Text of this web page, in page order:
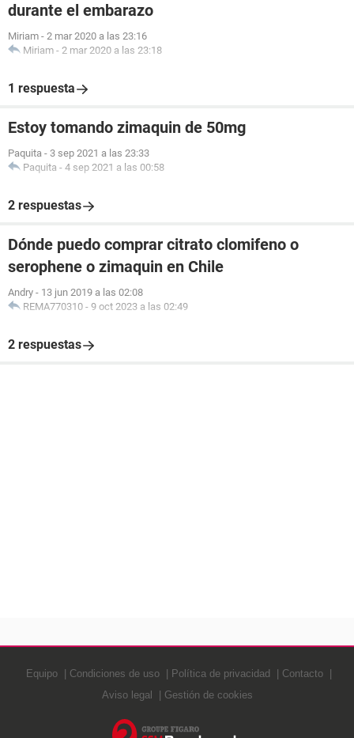
durante el embarazo
Miriam - 2 mar 2020 a las 23:16
Miriam - 2 mar 2020 a las 23:18
1 respuesta
Estoy tomando zimaquin de 50mg
Paquita - 3 sep 2021 a las 23:33
Paquita - 4 sep 2021 a las 00:58
2 respuestas
Dónde puedo comprar citrato clomifeno o
serophene o zimaquin en Chile
Andry - 13 jun 2019 a las 02:08
REMA770310 - 9 oct 2023 a las 02:49
2 respuestas
Equipo Condiciones de uso Política de privacidad
Contacto
Aviso legal
Gestión de cookies